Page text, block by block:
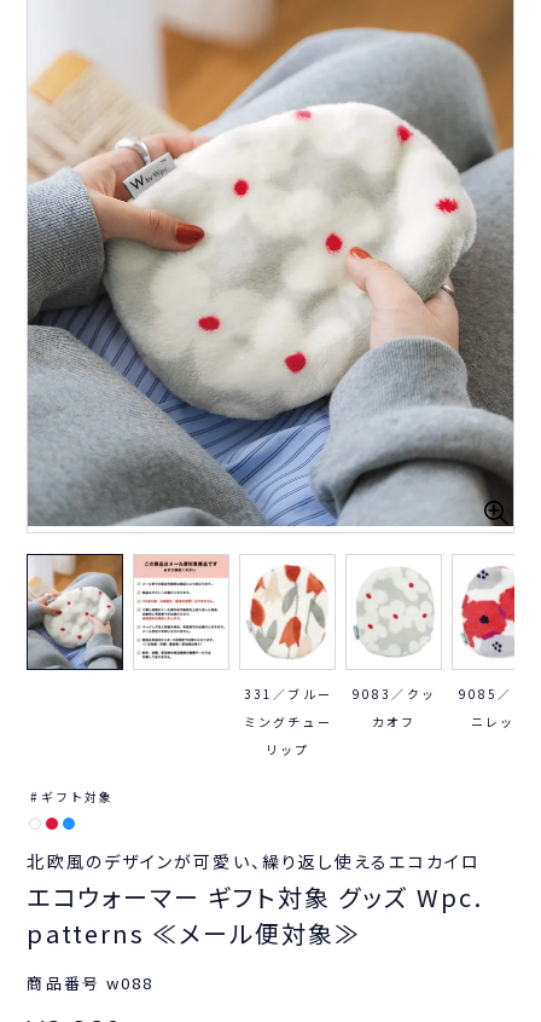
331／ブルー
ミングチュー
リップ
9083／クッ
カオフ
9085／ピオ
ニレッド
ギフト対象
北欧風のデザインが可愛い、繰り返し使えるエコカイロ
エコウォーマー ギフト対象 グッズ Wpc.
patterns ≪メール便対象≫
商品番号 w088